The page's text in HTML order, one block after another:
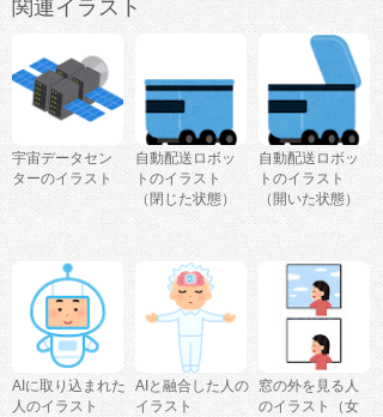
関連イラスト
宇宙データセン
ターのイラスト
自動配送ロボッ
トのイラスト
（閉じた状態）
自動配送ロボッ
トのイラスト
（開いた状態）
AIに取り込まれた
人のイラスト
AIと融合した人の
イラスト
窓の外を見る人
のイラスト（女